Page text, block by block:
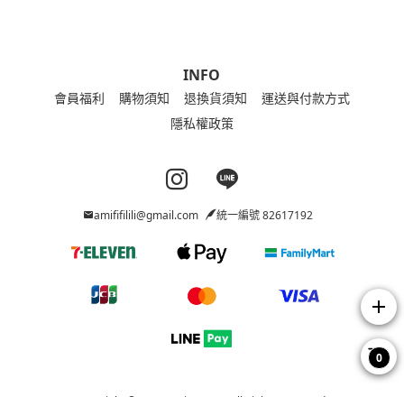
INFO
會員福利 購物須知 退換貨須知
運送與付款方式
隱私權政策
Instagram page
Line page
amififilili@gmail.com 統一編號 82617192
add
0